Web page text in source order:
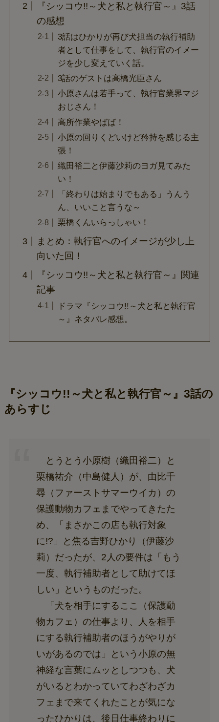
『シッコウ!!～犬と私と執行官～』3話
の感想
3話はひかりが再び犬担当の執行補助
者として仕事をして、執行官のイメー
ジを少し変えていく話。
3話のゲストは高橋光臣さん
小原さんは若手って、執行官業界マジ
おじさん！
高所作業やばば！
小原の回りくどいけど矜持を感じる主
張！
織田裕二と伊藤沙莉のヨガ見てみた
い！
「終わりは始まりでもある」うんう
ん、いいこと言うな～
栗橋くんいらっしゃい！
まとめ：執行官へのイメージが少し上
向いた回！
『シッコウ!!～犬と私と執行官～』関連
記事
ドラマ『シッコウ!!～犬と私と執行官
～』ネタバレ感想。
『シッコウ!!～犬と私と執行官～』3話の
あらすじ
とうとう小原樹（織田裕二）と
栗橋祐介（中島健人）が、由比千
尋（ファーストサマーウイカ）の
保護動物カフェまでやってきたた
め、「まさかこの店も執行対象
に!?」と焦る吉野ひかり（伊藤沙
莉）だったが、2人の要件は「もう
一度、執行補助者として助けてほ
しい」というものだった。
「犬を相手にするここ（保護動
物カフェ）の仕事より、人を相手
にする執行補助者のほうがやりが
いがあるのでは」という小原の無
神経な言葉にムッとしつつも、犬
がいるとわかっていてわざわざカ
フェまで来てくれたことが気にな
ったひかりは、後日仕事終わりに